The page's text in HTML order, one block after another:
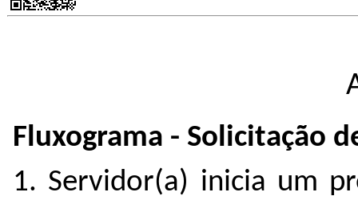
Fluxograma - Solicitação
1. Servidor(a) inicia um